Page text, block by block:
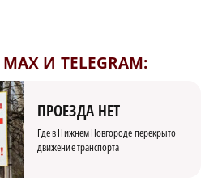
И TELEGRAM:
ПРОЕЗДА НЕТ
Где в Нижнем Новгороде перекрыто
движение транспорта